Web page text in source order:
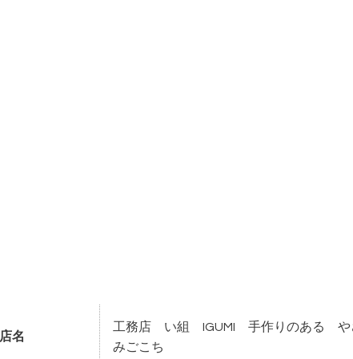
店名
工務店 い組 IGUMI 手作りのある や
みごこち